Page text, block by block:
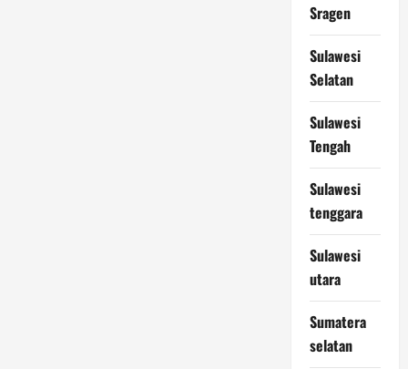
Sragen
Sulawesi
Selatan
Sulawesi
Tengah
Sulawesi
tenggara
Sulawesi
utara
Sumatera
selatan